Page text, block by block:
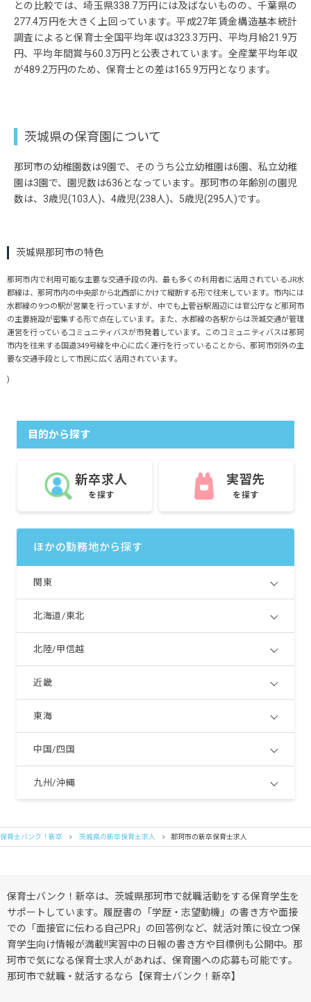
との比較では、埼玉県338.7万円には及ばないものの、千葉県の
277.4万円を大きく上回っています。平成27年賃金構造基本統計
調査によると保育士全国平均年収は323.3万円、平均月給21.9万
円、平均年間賞与60.3万円と公表されています。全産業平均年収
が489.2万円のため、保育士との差は165.9万円となります。
茨城県の保育園について
那珂市の幼稚園数は9園で、そのうち公立幼稚園は6園、私立幼稚
園は3園で、園児数は636となっています。那珂市の年齢別の園児
数は、3歳児(103人)、4歳児(238人)、5歳児(295人)です。
茨城県那珂市の特色
那珂市内で利用可能な主要な交通手段の内、最も多くの利用者に活用されているJR水
郡線は、那珂市内の中央部から北西部にかけて縦断する形で往来しています。市内には
水郡線の9つの駅が営業を行っていますが、中でも上菅谷駅周辺には官公庁など那珂市
の主要施設が密集する形で点在しています。また、水郡線の各駅からは茨城交通が管理
運営を行っているコミュニティバスが市発着しています。このコミュニティバスは那珂
市内を往来する国道349号線を中心に広く運行を行っていることから、那珂市郊外の主
要な交通手段として市民に広く活用されています。
)
目的から探す
新卒求人
を探す
実習先
を探す
ほかの勤務地から探す
関東
北海道/東北
北陸/甲信越
近畿
東海
中国/四国
九州/沖縄
保育士バンク！新卒 茨城県の新卒保育士求人 那珂市の新卒保育士求人
保育士バンク！新卒は、茨城県那珂市で就職活動をする保育学生を
サポートしています。履歴書の「学歴・志望動機」の書き方や面接
での「面接官に伝わる自己PR」の回答例など、就活対策に役立つ保
育学生向け情報が満載!!実習中の日報の書き方や目標例も公開中。那
珂市で気になる保育士求人があれば、保育園への応募も可能です。
那珂市で就職・就活するなら【保育士バンク！新卒】